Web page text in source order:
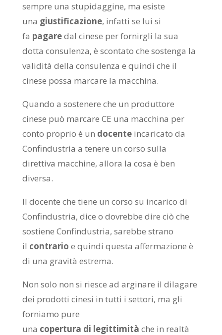
sempre una stupidaggine, ma esiste
una giustificazione, infatti se lui si
fa pagaredal cinese per fornirgli la sua
dotta consulenza, è scontato che sostenga la
validità della consulenza e quindi che il
cinese possa marcare la macchina.
Quando a sostenere che un produttore
cinese può marcare CE una macchina per
conto proprio è un docente incaricato da
Confindustria a tenere un corso sulla
direttiva macchine, allora la cosa è ben
diversa.
Il docente che tiene un corso su incarico di
Confindustria, dice o dovrebbe dire ciò che
sostiene Confindustria, sarebbe strano
il contrario e quindi questa affermazione è
di una gravità estrema.
Non solo non si riesce ad arginare il dilagare
dei prodotti cinesi in tutti i settori, ma gli
forniamo pure
una copertura di legittimità che in realtà